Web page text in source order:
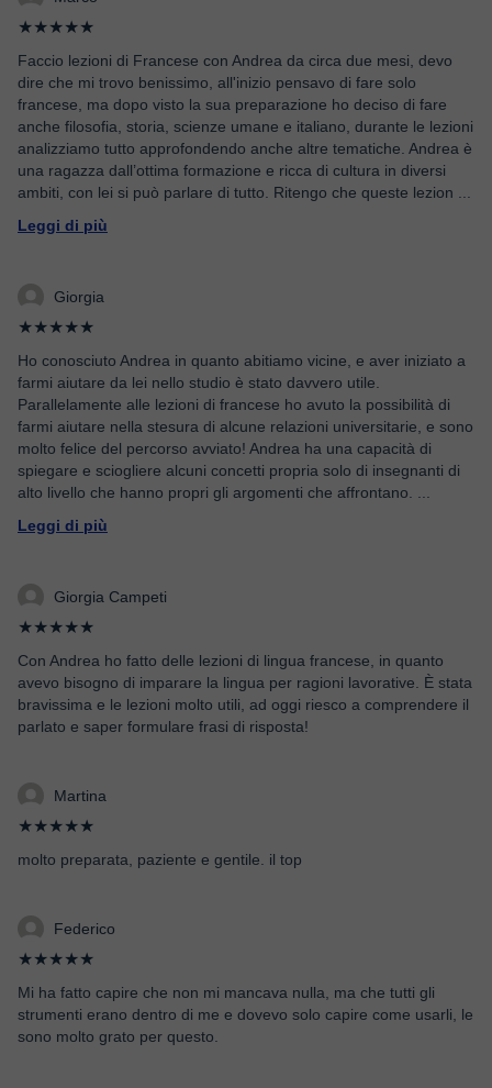
★★★★★
Faccio lezioni di Francese con Andrea da circa due mesi, devo
dire che mi trovo benissimo, all'inizio pensavo di fare solo
francese, ma dopo visto la sua preparazione ho deciso di fare
anche filosofia, storia, scienze umane e italiano, durante le lezioni
analizziamo tutto approfondendo anche altre tematiche. Andrea è
una ragazza dall’ottima formazione e ricca di cultura in diversi
ambiti, con lei si può parlare di tutto. Ritengo che queste lezion
Leggi di più
Giorgia
★★★★★
Ho conosciuto Andrea in quanto abitiamo vicine, e aver iniziato a
farmi aiutare da lei nello studio è stato davvero utile.
Parallelamente alle lezioni di francese ho avuto la possibilità di
farmi aiutare nella stesura di alcune relazioni universitarie, e sono
molto felice del percorso avviato! Andrea ha una capacità di
spiegare e sciogliere alcuni concetti propria solo di insegnanti di
alto livello che hanno propri gli argomenti che affrontano.
Leggi di più
Giorgia Campeti
★★★★★
Con Andrea ho fatto delle lezioni di lingua francese, in quanto
avevo bisogno di imparare la lingua per ragioni lavorative. È stata
bravissima e le lezioni molto utili, ad oggi riesco a comprendere il
parlato e saper formulare frasi di risposta!
Martina
★★★★★
molto preparata, paziente e gentile. il top
Federico
★★★★★
Mi ha fatto capire che non mi mancava nulla, ma che tutti gli
strumenti erano dentro di me e dovevo solo capire come usarli, le
sono molto grato per questo.